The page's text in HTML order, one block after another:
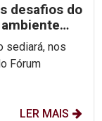
desafios do
sediará, nos
Fórum
LER MAIS